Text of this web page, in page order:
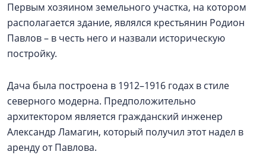
Первым хозяином земельного участка, на котором
располагается здание, являлся крестьянин Родион
Павлов – в честь него и назвали историческую
постройку.
Дача была построена в 1912–1916 годах в стиле
северного модерна. Предположительно
архитектором является гражданский инженер
Александр Ламагин, который получил этот надел в
аренду от Павлова.